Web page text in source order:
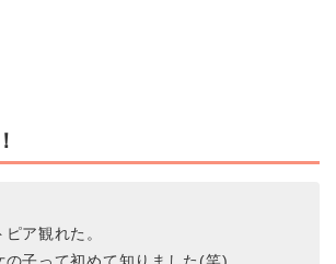
ア観れた。